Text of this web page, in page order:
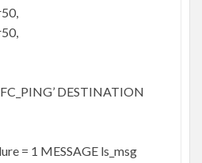
DESTINATION
= 1 MESSAGE ls_msg